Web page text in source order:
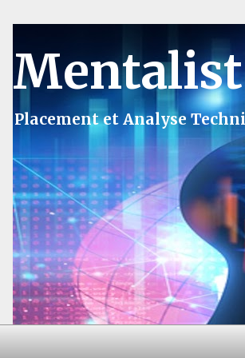
Placement et Analyse